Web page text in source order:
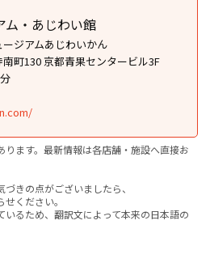
ム・あじわい館
ジアムあじわいかん
町130 京都青果センタービル3F
ます。最新情報は各店舗・施設へ直接お
きの点がございましたら、
ください。
るため、翻訳文によって本来の日本語の